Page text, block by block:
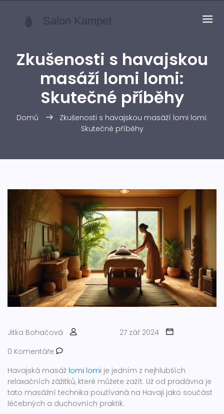
Zkušenosti s havajskou
masáží lomi lomi:
Skutečné příběhy
Domů
Zkušenosti s havajskou masáží lomi lomi:
Skutečné příběhy
Jitka Bohačová
27 zář 2024
0 Komentáře
Havajská masáž lomi lomi je jedním z nejhlubších
relaxačních zážitků, které můžete zažít. Už od pradávna je
tato masážní technika používaná na Havaji jako součást
léčebných a duchovních praktik.